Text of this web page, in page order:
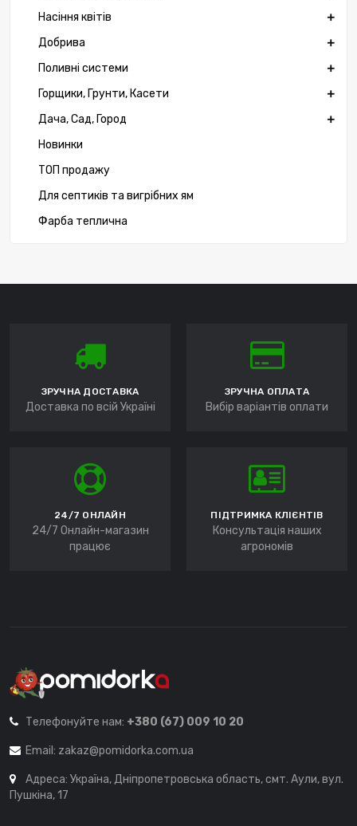
Насіння квітів
Добрива
Поливні системи
Горщики, Грунти, Касети
Дача, Сад, Город
Новинки
ТОП продажу
Для септиків та вигрібних ям
Фарба теплична
ЗРУЧНА ДОСТАВКА
Доставка по всій Україні
ЗРУЧНА ОПЛАТА
Вибір варіантів оплати
24/7 ОНЛАЙН
24/7 Онлайн-магазин
працює
ПІДТРИМКА КЛІЄНТІВ
Консультація наших
агрономів
Телефонуйте нам: +380 (67) 009 10 20
Email: zakaz@pomidorka.com.ua
Адреса: Україна, Дніпропетровська область, смт. Аули, вул.
Пушкіна, 17